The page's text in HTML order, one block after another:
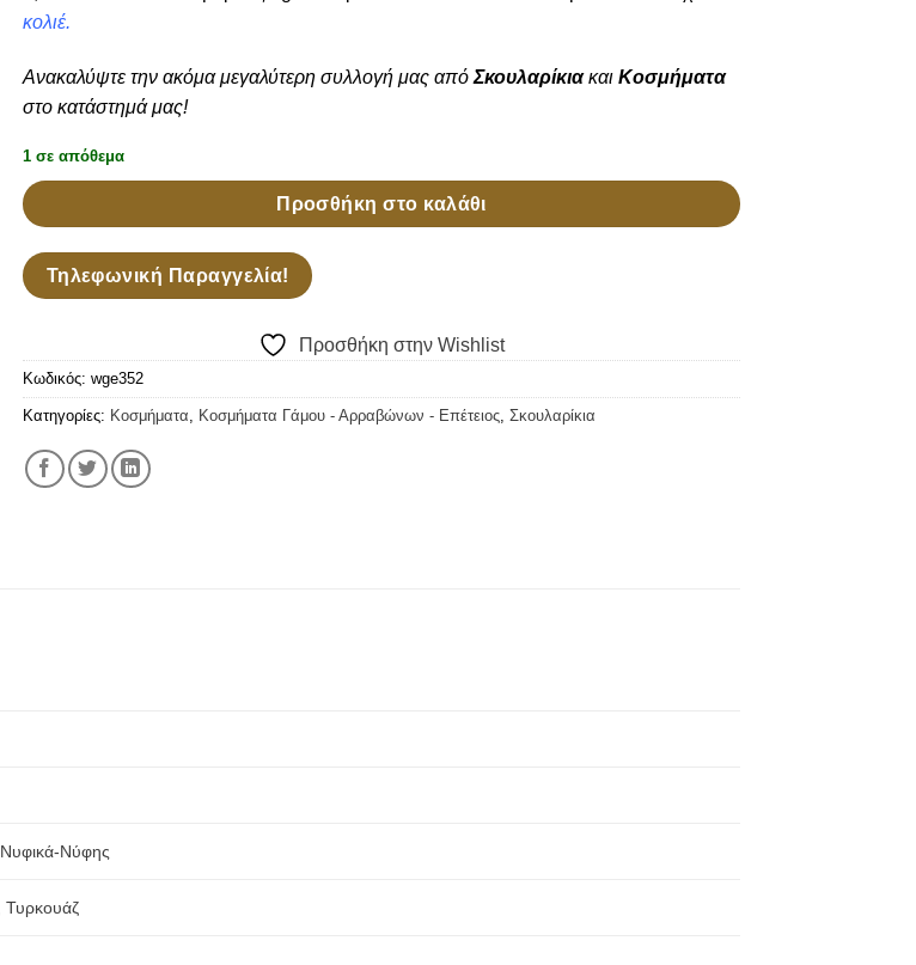
κολιέ.
Ανακαλύψτε την ακόμα μεγαλύτερη συλλογή μας από Σκουλαρίκιακαι Κοσμήματα
στο κατάστημά μας!
1 σε απόθεμα
Προσθήκη στο καλάθι
Τηλεφωνική Παραγγελία!
Προσθήκη στην Wishlist
Κωδικός: wge352
Κατηγορίες: Κοσμήματα Κοσμήματα Γάμου - Αρραβώνων - Επέτειος Σκουλαρίκια
Νυφικά-Νύφης
,Τυρκουάζ